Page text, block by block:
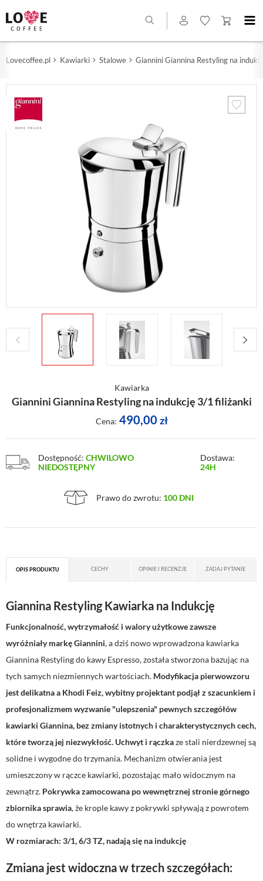
Lovecoffee.pl Kawiarki Stalowe Giannini Giannina Restyling na
Kawiarka
Giannini Giannina Restyling na indukcję 3/1 filiżanki
Cena: 490,00 zł
Dostępność: CHWILOWO
NIEDOSTĘPNY
Dostawa:
24H
Prawo do zwrotu: 100 DNI
OPIS PRODUKTU CECHY OPINIE I RECENZJE ZADAJ PYTANIE
Giannina Restyling Kawiarka na Indukcję
Funkcjonalność, wytrzymałość i walory użytkowe zawsze
wyróżniały markę Giannini, a dziś nowo wprowadzona kawiarka
Giannina Restyling do kawy Espresso, została stworzona bazując na
tych samych niezmiennych wartościach. Modyfikacja pierwowzoru
jest delikatna a Khodi Feiz, wybitny projektant podjął z szacunkiem i
profesjonalizmem wyzwanie "ulepszenia" pewnych szczegółów
kawiarki Giannina, bez zmiany istotnych i charakterystycznych cech,
które tworzą jej niezwykłość. Uchwyt i rączkaze stali nierdzewnej są
solidne i wygodne do trzymania. Mechanizm otwierania jest
umieszczony w rączce kawiarki, pozostając mało widocznym na
zewnątrz. Pokrywka zamocowana po wewnętrznej stronie górnego
zbiornika sprawia, że krople kawy z pokrywki spływają z powrotem
do wnętrza kawiarki.
W rozmiarach: 3/1, 6/3 TZ, nadają się na indukcję
Zmiana jest widoczna w trzech szczegółach: